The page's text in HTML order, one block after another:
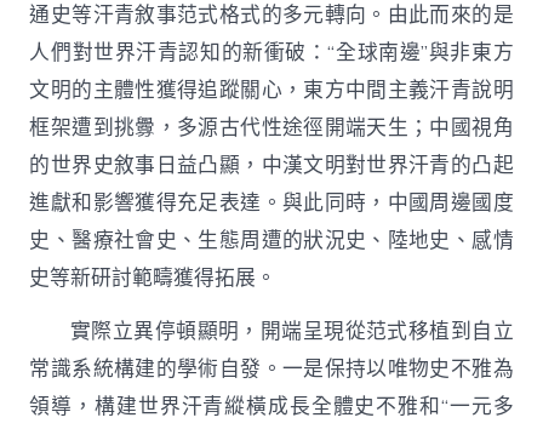
通史等汗青敘事范式格式的多元轉向。由此而來的是
人們對世界汗青認知的新衝破：“全球南邊”與非東方
文明的主體性獲得追蹤關心，東方中間主義汗青說明
框架遭到挑釁，多源古代性途徑開端天生；中國視角
的世界史敘事日益凸顯，中漢文明對世界汗青的凸起
進獻和影響獲得充足表達。與此同時，中國周邊國度
史、醫療社會史、生態周遭的狀況史、陸地史、感情
史等新研討範疇獲得拓展。
實際立異停頓顯明，開端呈現從范式移植到自立
常識系統構建的學術自發。一是保持以唯物史不雅為
領導，構建世界汗青縱橫成長全體史不雅和“一元多